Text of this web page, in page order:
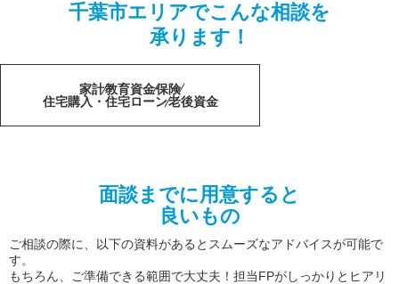
千葉市エリアでこんな相談を
承ります！
家計教育資金保険
住宅購入・住宅ローン老後資金
面談までに用意すると
良いもの
ご相談の際に、以下の資料があるとスムーズなアドバイスが可能で
す。
もちろん、ご準備できる範囲で大丈夫！担当FPがしっかりとヒアリ